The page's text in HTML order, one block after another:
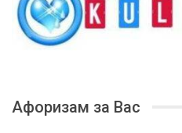
Афоризам за Вас